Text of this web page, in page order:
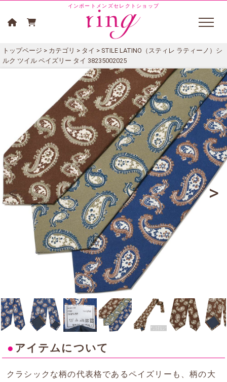
インポートメンズセレクトショップ
トップページ > カテゴリ > タイ > STILE LATINO（スティレ ラティーノ）シ
ルク ツイル ペイズリー タイ 38235002025
● アイテムについて
クラシックな柄の代表格であるペイズリーも、柄の大